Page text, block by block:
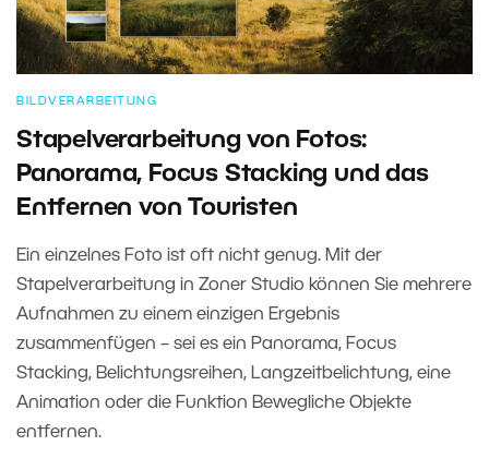
BILDVERARBEITUNG
Stapelverarbeitung von Fotos:
Panorama, Focus Stacking und das
Entfernen von Touristen
Ein einzelnes Foto ist oft nicht genug. Mit der
Stapelverarbeitung in Zoner Studio können Sie mehrere
Aufnahmen zu einem einzigen Ergebnis
zusammenfügen – sei es ein Panorama, Focus
Stacking, Belichtungsreihen, Langzeitbelichtung, eine
Animation oder die Funktion Bewegliche Objekte
entfernen.